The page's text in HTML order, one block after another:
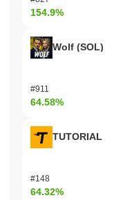
서 활발한 존재감을 유지
또한 거버넌스 논의에 참
신을 반영합니다. 더욱이
자산 관리 분야에서 활동
니다.
HashPack은 누구
과 상호작용할 수 있도
융(DeFi) 서비스 접근을
154.9%
Wolf (SOL)
#911
64.58%
TUTORIAL
#148
64.32%